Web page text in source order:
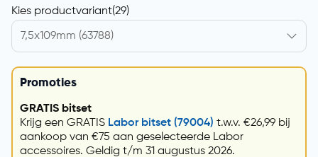
Kies productvariant(29)
Promoties
GRATIS bitset
Krijg een GRATIS Labor bitset (79004) t.w.v. €26,99 bij
aankoop van €75 aan geselecteerde Labor
accessoires. Geldig t/m 31 augustus 2026.